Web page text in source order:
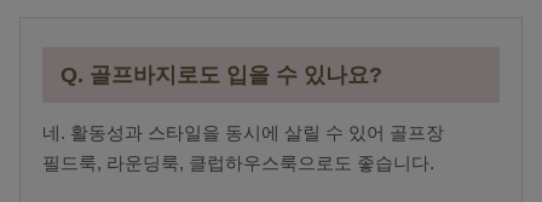
Q. 골프바지로도 입을 수 있나요?
네. 활동성과 스타일을 동시에 살릴 수 있어 골프장
필드룩, 라운딩룩, 클럽하우스룩으로도 좋습니다.